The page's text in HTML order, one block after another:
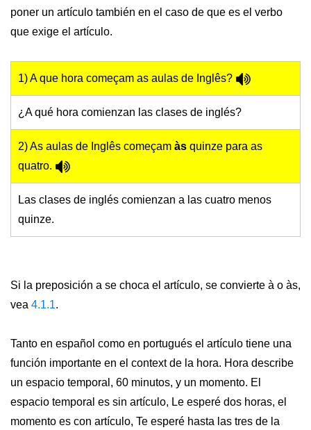
poner un artículo también en el caso de que es el verbo
que exige el artículo.
1) A que hora começam as aulas de Inglês?
¿A qué hora comienzan las clases de inglés?
2) As aulas de Inglês começam às quinze para as
quatro.
Las clases de inglés comienzan a las cuatro menos
quinze.
Si la preposición a se choca el artículo, se convierte à o às,
vea 4.1.1.
Tanto en español como en portugués el artículo tiene una
función importante en el context de la hora. Hora describe
un espacio temporal, 60 minutos, y un momento. El
espacio temporal es sin artículo, Le esperé dos horas, el
momento es con artículo, Te esperé hasta las tres de la